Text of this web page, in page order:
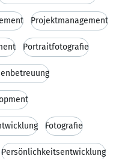
Projektmanagement
Portraitfotografie
Fotografie
Persönlichkeitsentwicklung